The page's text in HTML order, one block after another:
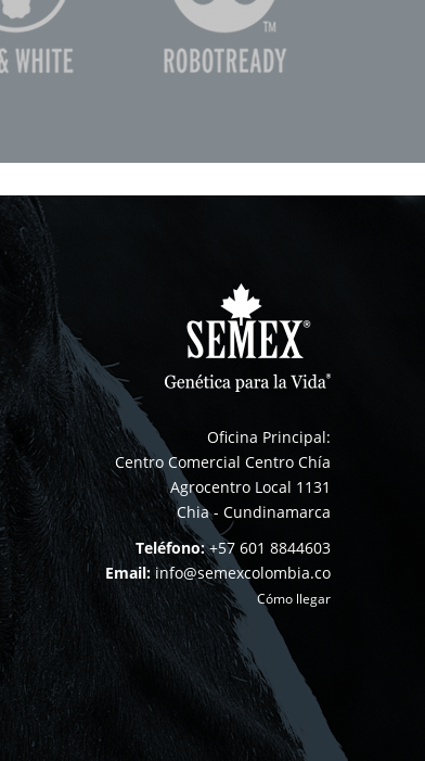
Oficina Principal:
Centro Comercial Centro Chía
Agrocentro Local 1131
Chia - Cundinamarca
Teléfono:+57 601 8844603
Email: info@semexcolombia.co
Cómo llegar